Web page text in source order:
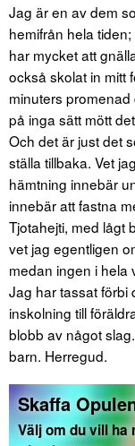
Jag är en av dem
hemifrån hela
har mycket att
också skolat in mitt
minuters
på inga sätt mött
Och det är just det
ställa tillbaka. Vet
hämtning innebär
innebär att fastna
Tjotahejti, med lågt
vet jag egentligen
medan ingen i hela
Jag har tassat förbi
inskolning till
blobb av något
barn. Herregud.
Skaffa
Välj om du vill